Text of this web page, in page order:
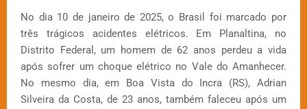
No dia 10 de janeiro de 2025, o Brasil foi marcado por
três trágicos acidentes elétricos. Em Planaltina, no
Distrito Federal, um homem de 62 anos perdeu a vida
após sofrer um choque elétrico no Vale do Amanhecer.
No mesmo dia, em Boa Vista do Incra (RS), Adrian
Silveira da Costa, de 23 anos, também faleceu após um